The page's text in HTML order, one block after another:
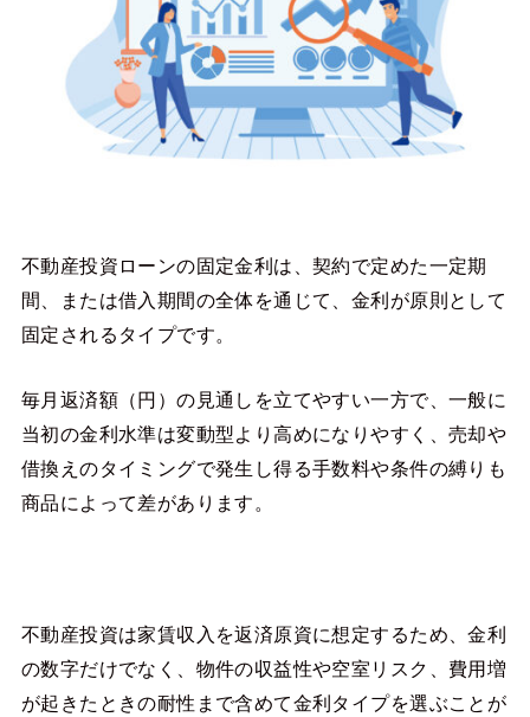
不動産投資ローンの固定金利は、契約で定めた一定期
間、または借入期間の全体を通じて、金利が原則として
固定されるタイプです。
毎月返済額（円）の見通しを立てやすい一方で、一般に
当初の金利水準は変動型より高めになりやすく、売却や
借換えのタイミングで発生し得る手数料や条件の縛りも
商品によって差があります。
不動産投資は家賃収入を返済原資に想定するため、金利
の数字だけでなく、物件の収益性や空室リスク、費用増
が起きたときの耐性まで含めて金利タイプを選ぶことが